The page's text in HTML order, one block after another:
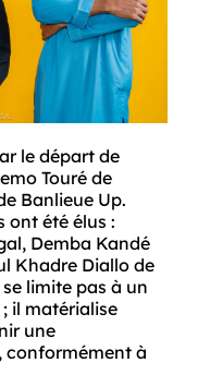
le départ de
Touré de
Banlieue Up.
ont été élus :
Demba Kandé
Khadre Diallo de
limite pas à un
il matérialise
une
conformément à